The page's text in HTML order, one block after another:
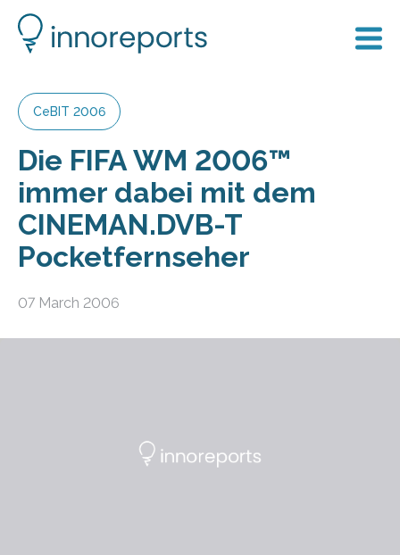
CeBIT 2006
Die FIFA WM 2006™
immer dabei mit dem
CINEMAN.DVB-T
Pocketfernseher
07 March 2006